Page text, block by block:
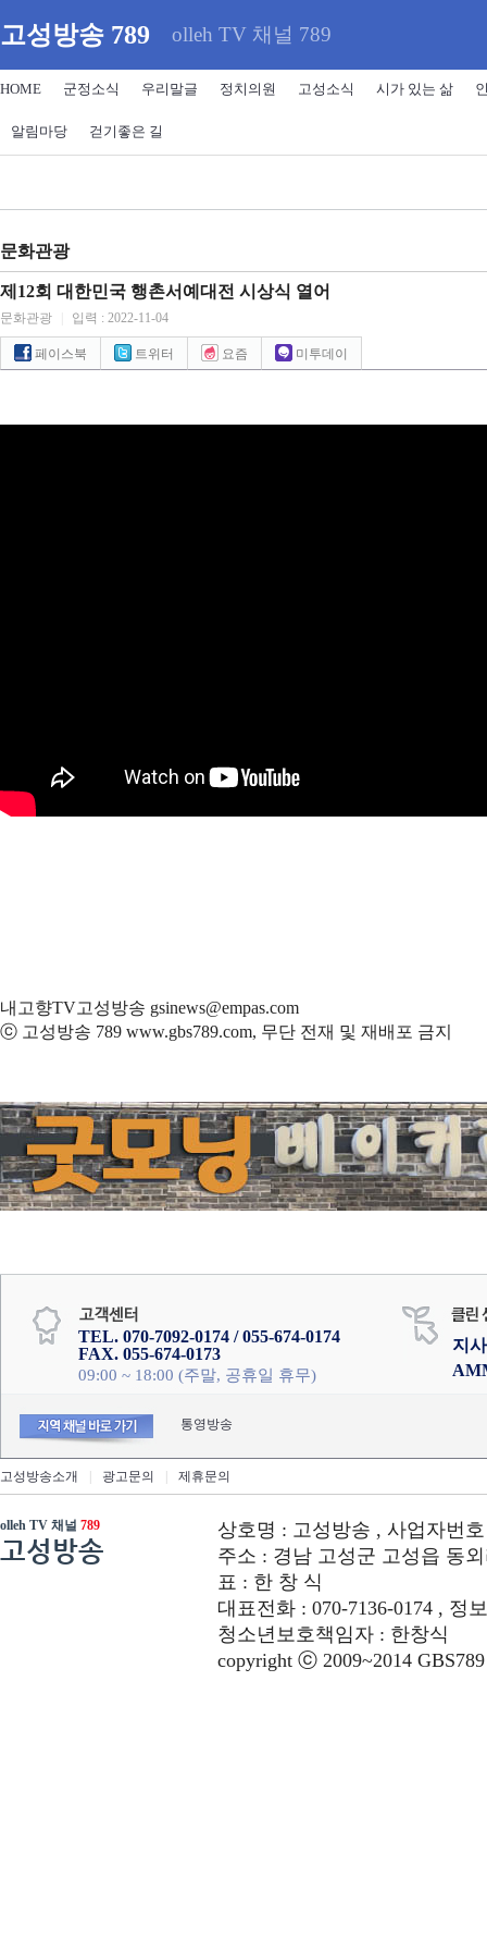
고성방송 789 olleh TV 채널 789
HOME 군정소식 우리말글 정치의원 고성소식 시가 있는 삶
알림마당 걷기좋은 길
문화관광
제12회 대한민국 행촌서예대전 시상식 열어
문화관광 입력 : 2022-11-04
페이스북 트위터 요즘 미투데이
내고향TV고성방송 gsinews@empas.com
ⓒ 고성방송 789 www.gbs789.com, 무단 전재 및 재배포 금지
TEL. 070-7092-0174 / 055-674-0174
FAX. 055-674-0173
09:00 ~ 18:00 (주말, 공휴일 휴무)
지
통영방송
고성방송소개 광고문의 제휴문의
olleh TV 채널 789
고성방송
상호명 : 고성방송 , 사업자번호
주소 : 경남 고성군 고성읍 동외
표 : 한 창 식
대표전화 : 070-7136-0174 , 정
청소년보호책임자 : 한창식
copyright ⓒ 2009~2014